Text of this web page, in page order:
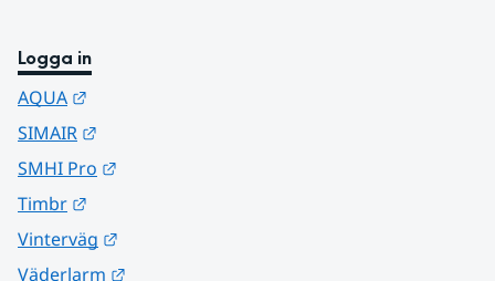
Logga in
AQUA
SIMAIR
SMHI Pro
Timbr
Vinterväg
Väderlarm